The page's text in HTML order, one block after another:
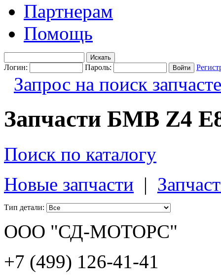
Партнерам
Помощь
Логин: Пароль:
Запрос на поиск
Запчасти БМВ Z4
Поиск по каталогу
Новые запчасти |
Тип детали:
ООО "СД-МОТОРС"
+7 (499) 126-41-41